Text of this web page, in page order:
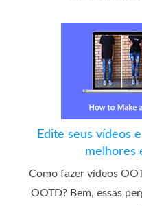
Edite seus vídeos
melhores
Como fazer vídeos
OOTD? Bem, essas